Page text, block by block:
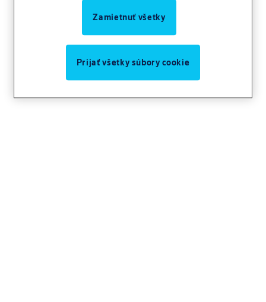
Zamietnuť všetky
Prijať všetky súbory cookie